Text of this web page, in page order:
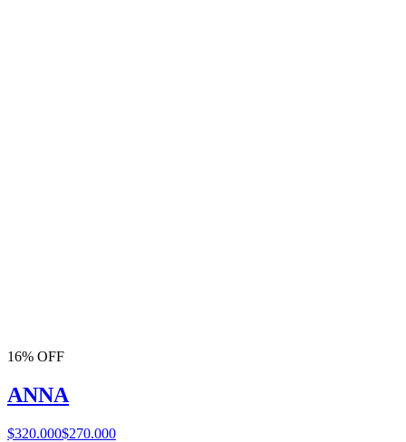
16% OFF
ANNA
$320.000$270.000